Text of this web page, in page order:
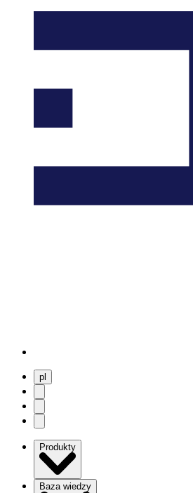
pl
Produkty
Baza wiedzy